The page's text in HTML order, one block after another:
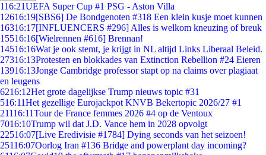
116:21UEFA Super Cup #1 PSG - Aston Villa
12616:19[SBS6] De Bondgenoten #318 Een klein kusje moet kunnen
16316:17[INFLUENCERS #296] Alles is welkom kneuzing of breuk
15516:16[Wielrennen #616] Brennan!
14516:16Wat je ook stemt, je krijgt in NL altijd Links Liberaal Beleid.
27316:13Protesten en blokkades van Extinction Rebellion #24 Eieren
13916:13Jonge Cambridge professor stapt op na claims over plagiaat
en leugens
6216:12Het grote dagelijkse Trump nieuws topic #31
516:11Het gezellige Eurojackpot KNVB Bekertopic 2026/27 #1
21116:11Tour de France femmes 2026 #4 op de Ventoux
7016:10Trump wil dat J.D. Vance hem in 2028 opvolgt
22516:07[Live Eredivisie #1784] Dying seconds van het seizoen!
25116:07Oorlog Iran #136 Bridge and powerplant day incoming?